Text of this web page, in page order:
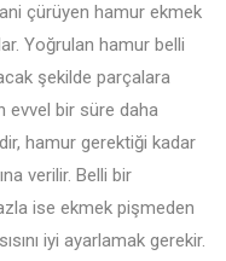
çürüyen hamur ekmek
Yoğrulan hamur belli
şekilde parçalara
evvel bir süre daha
hamur gerektiği kadar
verilir. Belli bir
fazla ise ekmek pişmeden
iyi ayarlamak gerekir.